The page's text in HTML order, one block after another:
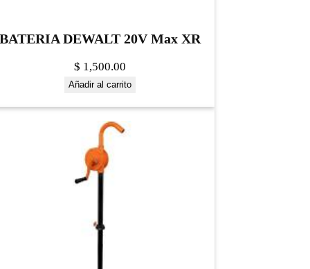
DEWALT 20V Max XR
$ 1,500.00
Añadir al carrito